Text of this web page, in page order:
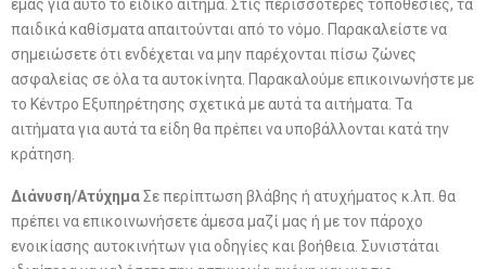
εμάς για αυτό το ειδικό αίτημα. Στις περισσότερες τοποθεσίες, τα
παιδικά καθίσματα απαιτούνται από το νόμο. Παρακαλείστε να
σημειώσετε ότι ενδέχεται να μην παρέχονται πίσω ζώνες
ασφαλείας σε όλα τα αυτοκίνητα. Παρακαλούμε επικοινωνήστε με
το Κέντρο Εξυπηρέτησης σχετικά με αυτά τα αιτήματα. Τα
αιτήματα για αυτά τα είδη θα πρέπει να υποβάλλονται κατά την
κράτηση.
Διάνυση/ΑτύχημαΣε περίπτωση βλάβης ή ατυχήματος κ.λπ. θα
πρέπει να επικοινωνήσετε άμεσα μαζί μας ή με τον πάροχο
ενοικίασης αυτοκινήτων για οδηγίες και βοήθεια. Συνιστάται